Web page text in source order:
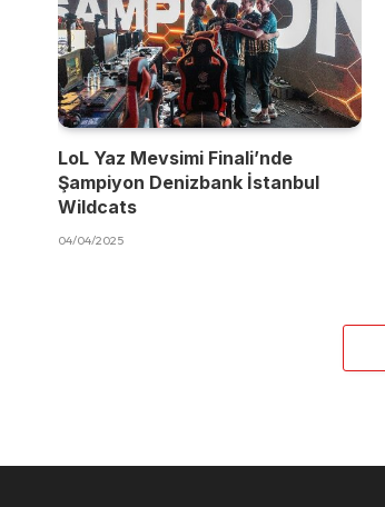
LoL Yaz Mevsimi Finali’nde
Şampiyon Denizbank İstanbul
Wildcats
04/04/2025